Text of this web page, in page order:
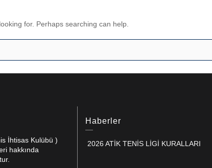
for. Perhaps searching can help.
İhtisas Kulübü )
hakkında
Haberler
2026 ATİK TENİS LİGİ KURALLARI